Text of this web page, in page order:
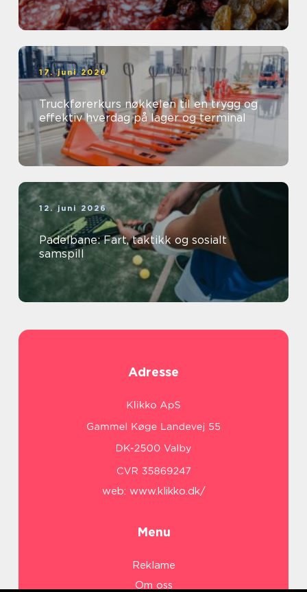
17. juni 2026
Truckførerkurs nøkkelen til en trygg og
effektiv hverdag på lager og terminal
12. juni 2026
Padelbane: Fart, taktikk og sosialt
samspill
Adresse
web: www.klikko.dk/
Menu
Reklame
Om oss